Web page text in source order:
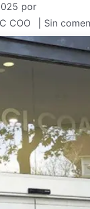
por
COO
| Sin